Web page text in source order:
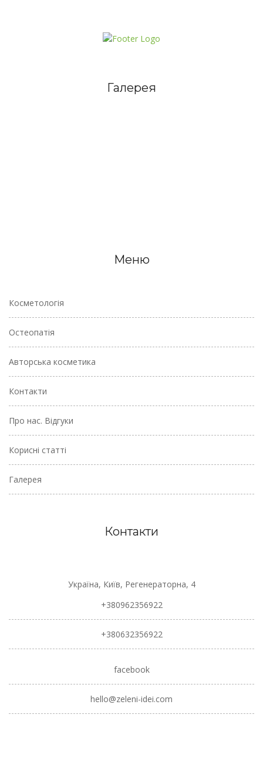
Галерея
Меню
Косметологія
Остеопатія
Авторська косметика
Контакти
Про нас. Відгуки
Корисні статті
Галерея
Контакти
Україна, Київ, Регенераторна, 4
+380962356922
+380632356922
facebook
hello@zeleni-idei.com